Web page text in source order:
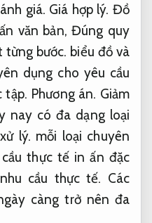
giá. Giá hợp lý. Đồ
văn bản,Đúng quy
từng bước. biểu đồ và
dụng cho yêu cầu
tập. Phương án. Giảm
nay có đa dạng loại
lý. mỗi loại chuyên
thực tế in ấn đặc
cầu thực tế. Các
càng trở nên đa